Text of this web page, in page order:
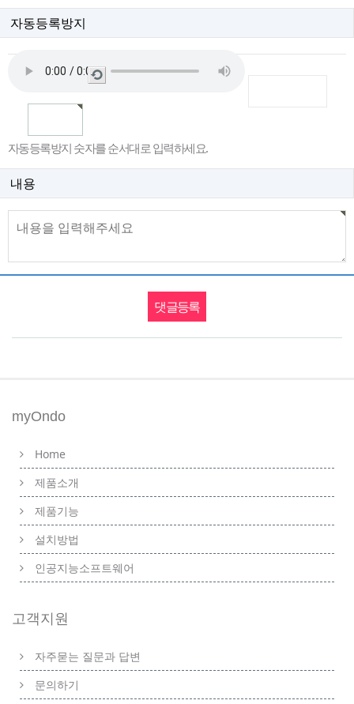
자동등록방지
새
자동등록방지 숫자를 순서대로 입력하세요.
내용
myOndo
Home
제품소개
제품기능
설치방법
인공지능소프트웨어
고객지원
자주묻는 질문과 답변
문의하기